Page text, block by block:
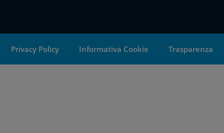
Privacy Policy Informativa Cookie Trasparenza